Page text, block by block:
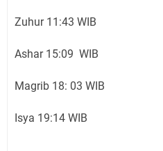
Zuhur 11:43 WIB
Ashar 15:09 WIB
Magrib 18: 03 WIB
Isya 19:14 WIB